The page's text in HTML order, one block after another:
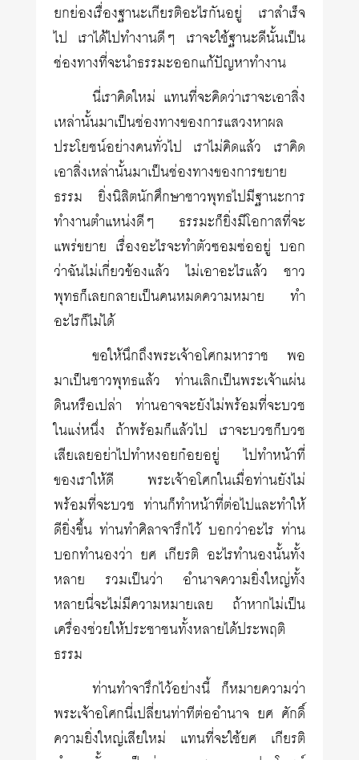
ยกย่องเรื่องฐานะเกียรติอะไรกันอยู่ เราสำเร็จ
ไป เราได้ไปทำงานดีๆ เราจะใช้ฐานะดีนั้นเป็น
ช่องทางที่จะนำธรรมะออกแก้ปัญหาทำงาน
นี่เราคิดใหม่ แทนที่จะคิดว่าเราจะเอาสิ่ง
เหล่านั้นมาเป็นช่องทางของการแสวงหาผล
ประโยชน์อย่างคนทั่วไป เราไม่คิดแล้ว เราคิด
เอาสิ่งเหล่านั้นมาเป็นช่องทางของการขยาย
ธรรม ยิ่งนิสิตนักศึกษาชาวพุทธไปมีฐานะการ
ทำงานตำแหน่งดีๆ ธรรมะก็ยิ่งมีโอกาสที่จะ
แพร่ขยาย เรื่องอะไรจะทำตัวซอมซ่ออยู่ บอก
ว่าฉันไม่เกี่ยวข้องแล้ว ไม่เอาอะไรแล้ว ชาว
พุทธก็เลยกลายเป็นคนหมดความหมาย ทำ
อะไรก็ไม่ได้
ขอให้นึกถึงพระเจ้าอโศกมหาราช พอ
มาเป็นชาวพุทธแล้ว ท่านเลิกเป็นพระเจ้าแผ่น
ดินหรือเปล่า ท่านอาจจะยังไม่พร้อมที่จะบวช
ในแง่หนึ่ง ถ้าพร้อมก็แล้วไป เราจะบวชก็บวช
เสียเลยอย่าไปทำหงอยก๋อยอยู่ ไปทำหน้าที่
ของเราให้ดี พระเจ้าอโศกในเมื่อท่านยังไม่
พร้อมที่จะบวช ท่านก็ทำหน้าที่ต่อไปและทำให้
ดียิ่งขึ้น ท่านทำศิลาจารึกไว้ บอกว่าอะไร ท่าน
บอกทำนองว่า ยศ เกียรติ อะไรทำนองนั้นทั้ง
หลาย รวมเป็นว่า อำนาจความยิ่งใหญ่ทั้ง
หลายนี่จะไม่มีความหมายเลย ถ้าหากไม่เป็น
เครื่องช่วยให้ประชาชนทั้งหลายได้ประพฤติ
ธรรม
ท่านทำจารึกไว้อย่างนี้ ก็หมายความว่า
พระเจ้าอโศกนี่เปลี่ยนท่าทีต่ออำนาจ ยศ ศักดิ์
ความยิ่งใหญ่เสียใหม่ แทนที่จะใช้ยศ เกียรติ